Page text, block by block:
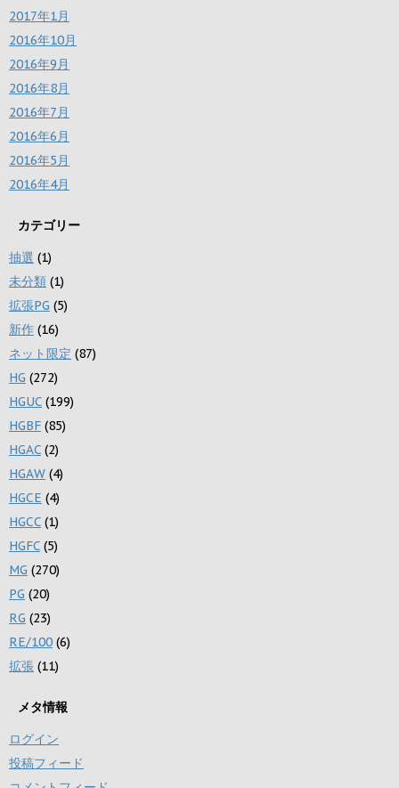
2017年1月
2016年10月
2016年9月
2016年8月
2016年7月
2016年6月
2016年5月
2016年4月
カテゴリー
抽選 (1)
未分類 (1)
拡張PG (5)
新作 (16)
ネット限定 (87)
HG (272)
HGUC (199)
HGBF (85)
HGAC (2)
HGAW (4)
HGCE (4)
HGCC (1)
HGFC (5)
MG (270)
PG (20)
RG (23)
RE/100 (6)
拡張 (11)
メタ情報
ログイン
投稿フィード